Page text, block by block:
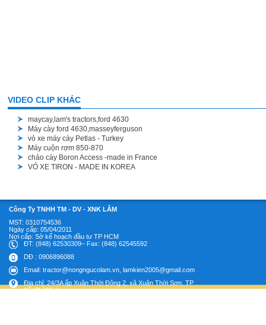
VIDEO CLIP KHÁC
maycay,lam's tractors,ford 4630
Máy cày ford 4630,masseyferguson
vỏ xe máy cày Petlas - Turkey
Máy cuộn rơm 850-870
chảo cày Boron Access -made in France
VỎ XE TIRON - MADE IN KOREA
Công Ty TNHH TM - DV - XNK LÂM
MST: 0310754536
Ngày cấp: 05/04/2011
Nợi cấp: Sở kế hoạch đầu tư TP HCM
ĐT: (848) 62530309– Fax: (848) 62545592
DĐ : 0906896088
Email: tractor@nongngucolam.vn, lamkien2005@gmail.com
Địa chỉ: 24/3A ấp Xuân Thới Đông 2, xã Xuân Thới Sơn, TP
Hồ Chí Minh